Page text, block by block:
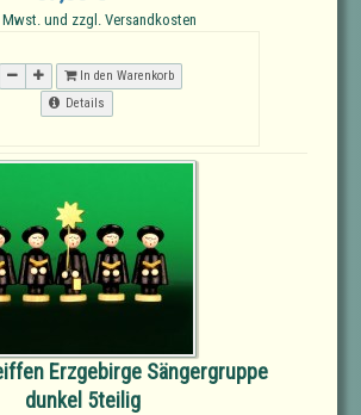
und zzgl. Versandkosten
In den Warenkorb
Details
Erzgebirge Sängergruppe
dunkel 5teilig